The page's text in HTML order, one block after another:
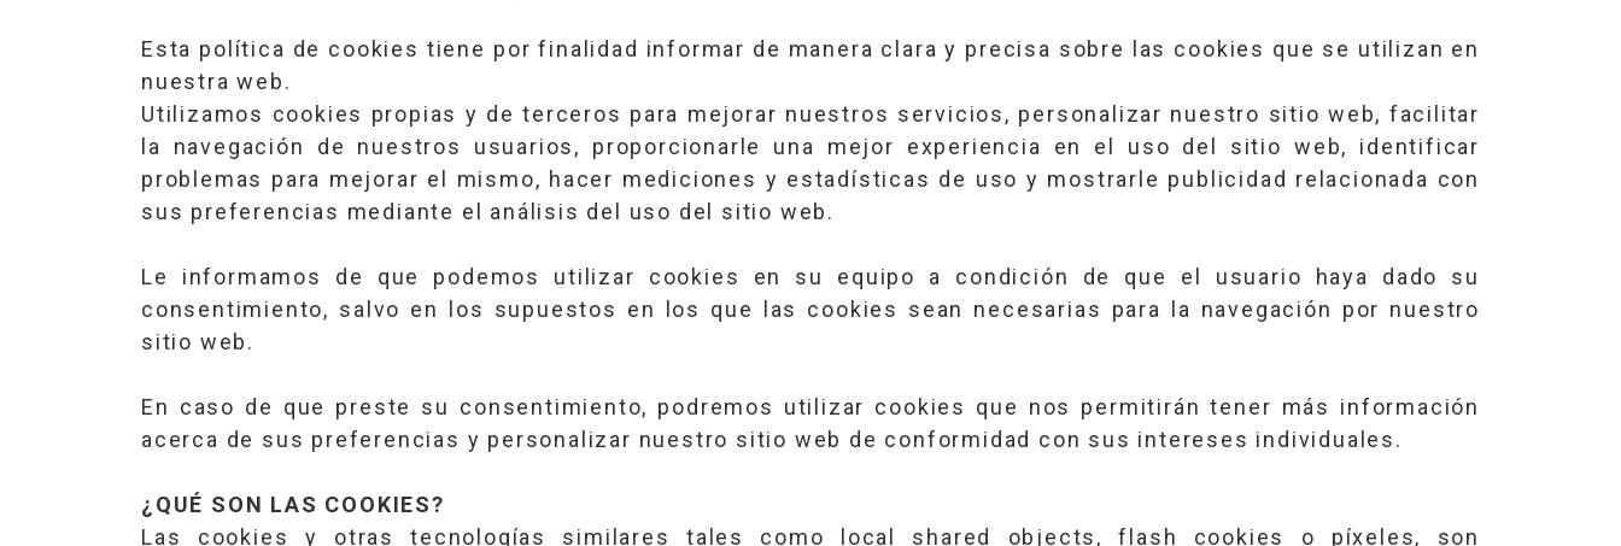
Esta política de cookies tiene por finalidad informar de manera clara y precisa sobre las cookies que se utilizan en
nuestra web.
Utilizamos cookies propias y de terceros para mejorar nuestros servicios, personalizar nuestro sitio web, facilitar
la navegación de nuestros usuarios, proporcionarle una mejor experiencia en el uso del sitio web, identificar
problemas para mejorar el mismo, hacer mediciones y estadísticas de uso y mostrarle publicidad relacionada con
sus preferencias mediante el análisis del uso del sitio web.
Le informamos de que podemos utilizar cookies en su equipo a condición de que el usuario haya dado su
consentimiento, salvo en los supuestos en los que las cookies sean necesarias para la navegación por nuestro
sitio web.
En caso de que preste su consentimiento, podremos utilizar cookies que nos permitirán tener más información
acerca de sus preferencias y personalizar nuestro sitio web de conformidad con sus intereses individuales.
¿QUÉ SON LAS COOKIES?
Las cookies y otras tecnologías similares tales como local shared objects, flash cookies o píxeles, son